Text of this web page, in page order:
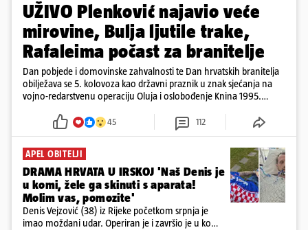
UŽIVO Plenković najavio veće
mirovine, Bulja ljutile trake,
Rafaleima počast za branitelje
Dan pobjede i domovinske zahvalnosti te Dan hrvatskih branitelja
obilježava se 5. kolovoza kao državni praznik u znak sjećanja na
vojno-redarstvenu operaciju Oluja i oslobođenje Knina 1995.
45 112
APEL OBITELJI
DRAMA HRVATA U IRSKOJ 'Naš Denis je
u komi, žele ga skinuti s aparata!
Molim vas, pomozite'
Denis Vejzović (38) iz Rijeke početkom srpnja je
imao moždani udar. Operiran je i završio je u komi.